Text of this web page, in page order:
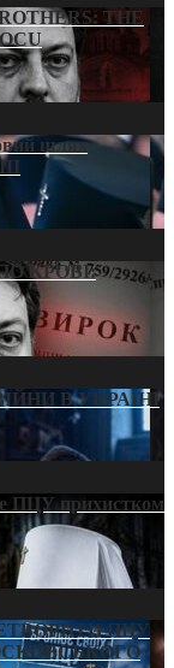
THE
шлях
III
КРОВІ:
В УКРАЇНІ
ПЦУ прихистком
ПЦУ